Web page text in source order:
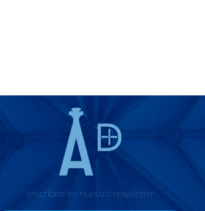
Inscríbete en nuestro newsletter